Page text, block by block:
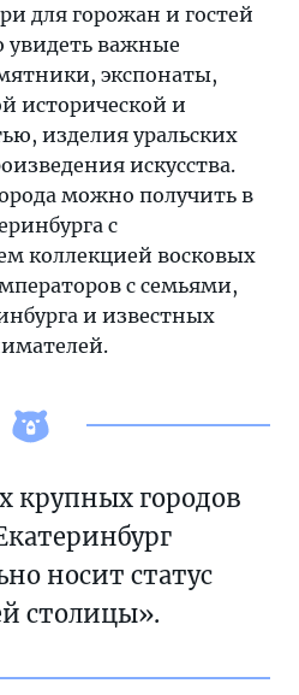
для горожан и гостей
увидеть важные
экспонаты,
исторической и
изделия уральских
искусства.
можно получить в
с
коллекцией восковых
с семьями,
и известных
крупных городов
носит статус
столицы».